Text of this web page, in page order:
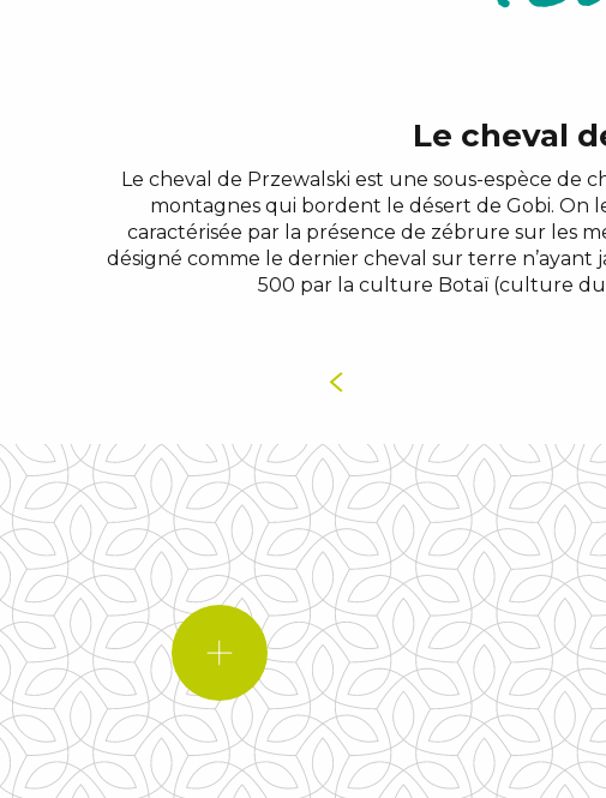
Le cheval
Le cheval de Przewalski est une sous-espèce de
montagnes qui bordent le désert de Gobi. On
caractérisée par la présence de zébrure sur les
désigné comme le dernier cheval sur terre
500 par la culture Botaï (culture
LE SAVIEZ-VOUS ?